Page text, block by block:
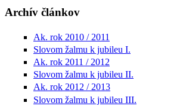
Archív článkov
Ak. rok 2010 / 2011
Slovom žalmu k jubileu I.
Ak. rok 2011 / 2012
Slovom žalmu k jubileu II.
Ak. rok 2012 / 2013
Slovom žalmu k jubileu III.